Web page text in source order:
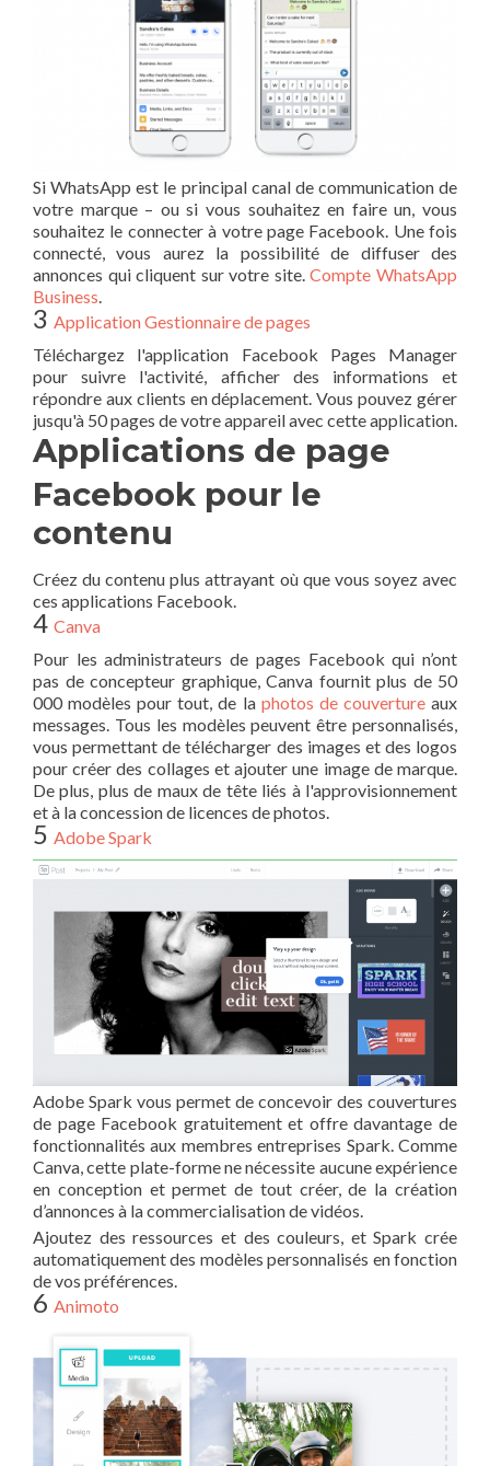
Si WhatsApp est le principal canal de communication de
votre marque – ou si vous souhaitez en faire un, vous
souhaitez le connecter à votre page Facebook. Une fois
connecté, vous aurez la possibilité de diffuser des
annonces qui cliquent sur votre site.Compte WhatsApp
Business
3 Application Gestionnaire de pages
Téléchargez l'application Facebook Pages Manager
pour suivre l'activité, afficher des informations et
répondre aux clients en déplacement. Vous pouvez gérer
jusqu'à 50 pages de votre appareil avec cette application.
Applications de page
Facebook pour le
contenu
Créez du contenu plus attrayant où que vous soyez avec
ces applications Facebook.
4 Canva
Pour les administrateurs de pages Facebook qui n’ont
pas de concepteur graphique, Canva fournit plus de 50
000 modèles pour tout, de la photos de couvertureaux
messages. Tous les modèles peuvent être personnalisés,
vous permettant de télécharger des images et des logos
pour créer des collages et ajouter une image de marque.
De plus, plus de maux de tête liés à l'approvisionnement
et à la concession de licences de photos.
5 Adobe Spark
Adobe Spark vous permet de concevoir des couvertures
de page Facebook gratuitement et offre davantage de
fonctionnalités aux membres entreprises Spark. Comme
Canva, cette plate-forme ne nécessite aucune expérience
en conception et permet de tout créer, de la création
d’annonces à la commercialisation de vidéos.
Ajoutez des ressources et des couleurs, et Spark crée
automatiquement des modèles personnalisés en fonction
de vos préférences.
6 Animoto